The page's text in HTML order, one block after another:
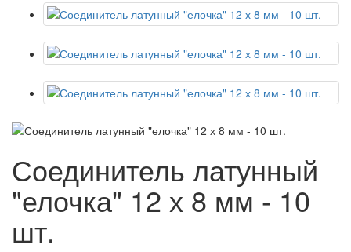
Соединитель латунный
"елочка" 12 х 8 мм - 10
шт.